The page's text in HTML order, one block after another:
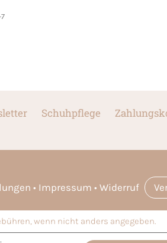
Schuhpflege
Impressum Widerruf
wenn nicht anders angegeben.